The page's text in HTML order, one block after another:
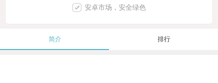
安卓市场，安全绿色
简介 排行